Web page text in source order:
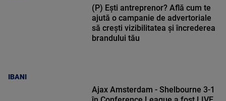
IBANI
(P) Ești antreprenor? Află cum te
ajută o campanie de advertoriale
să crești vizibilitatea și încrederea
brandului tău
Ajax Amsterdam - Shelbourne 3-1